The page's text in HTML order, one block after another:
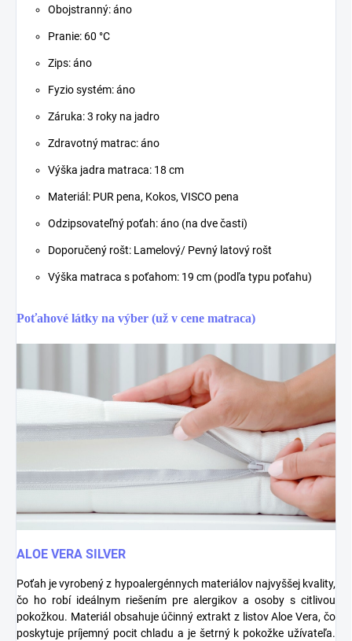
Obojstranný: áno
Pranie: 60 °C
Zips: áno
Fyzio systém: áno
Záruka: 3 roky na jadro
Zdravotný matrac: áno
Výška jadra matraca: 18 cm
Materiál: PUR pena, Kokos, VISCO pena
Odzipsovateľný poťah: áno (na dve časti)
Doporučený rošt: Lamelový/ Pevný latový rošt
Výška matraca s poťahom: 19 cm (podľa typu poťahu)
Poťahové látky na výber (už v cene matraca)
ALOE VERA SILVER
Poťah je vyrobený z hypoalergénnych materiálov najvyššej kvality,
čo ho robí ideálnym riešením pre alergikov a osoby s citlivou
pokožkou. Materiál obsahuje účinný extrakt z listov Aloe Vera, čo
poskytuje príjemný pocit chladu a je šetrný k pokožke užívateľa.